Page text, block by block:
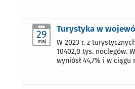
29
maj
Turystyka w
W 2023 r. z
10402,0 tys. noclegów.
wyniósł 44,7% i w ciągu